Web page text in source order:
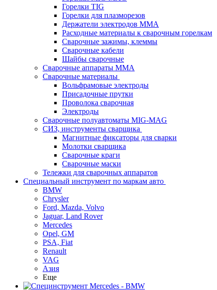
Горелки TIG
Горелки для плазморезов
Держатели электродов ММА
Расходные материалы к сварочным горелкам
Сварочные зажимы, клеммы
Сварочные кабели
Шайбы сварочные
Сварочные аппараты MMA
Сварочные материалы
Вольфрамовые электроды
Присадочные прутки
Проволока сварочная
Электроды
Сварочные полуавтоматы MIG-MAG
СИЗ, инструменты сварщика
Магнитные фиксаторы для сварки
Молотки сварщика
Сварочные краги
Сварочные маски
Тележки для сварочных аппаратов
Специальный инструмент по маркам авто
BMW
Chrysler
Ford, Mazda, Volvo
Jaguar, Land Rover
Mercedes
Opel, GM
PSA, Fiat
Renault
VAG
Азия
Еще